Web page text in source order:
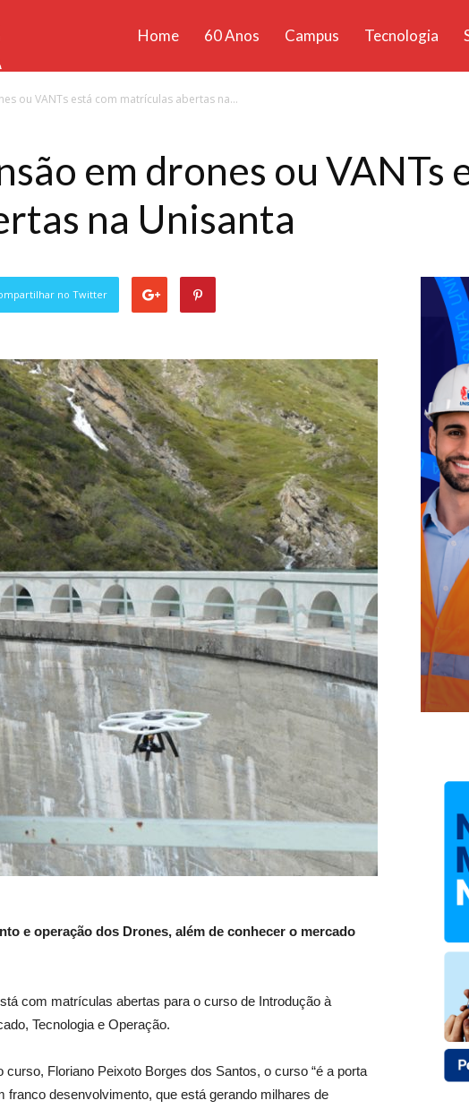
Unisanta
Home 60 Anos Campus Tecnologia
ou VANTs está com matrículas abertas na...
em drones ou VANTs
na Unisanta
no Twitter
e operação dos Drones, além de conhecer o mercado
com matrículas abertas para o curso de Introdução à
Tecnologia e Operação.
Floriano Peixoto Borges dos Santos, o curso “é a porta
franco desenvolvimento, que está gerando milhares de